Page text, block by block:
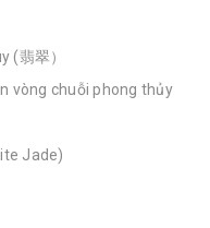
(翡翠）
vòng chuỗi phong thủy
Jade)